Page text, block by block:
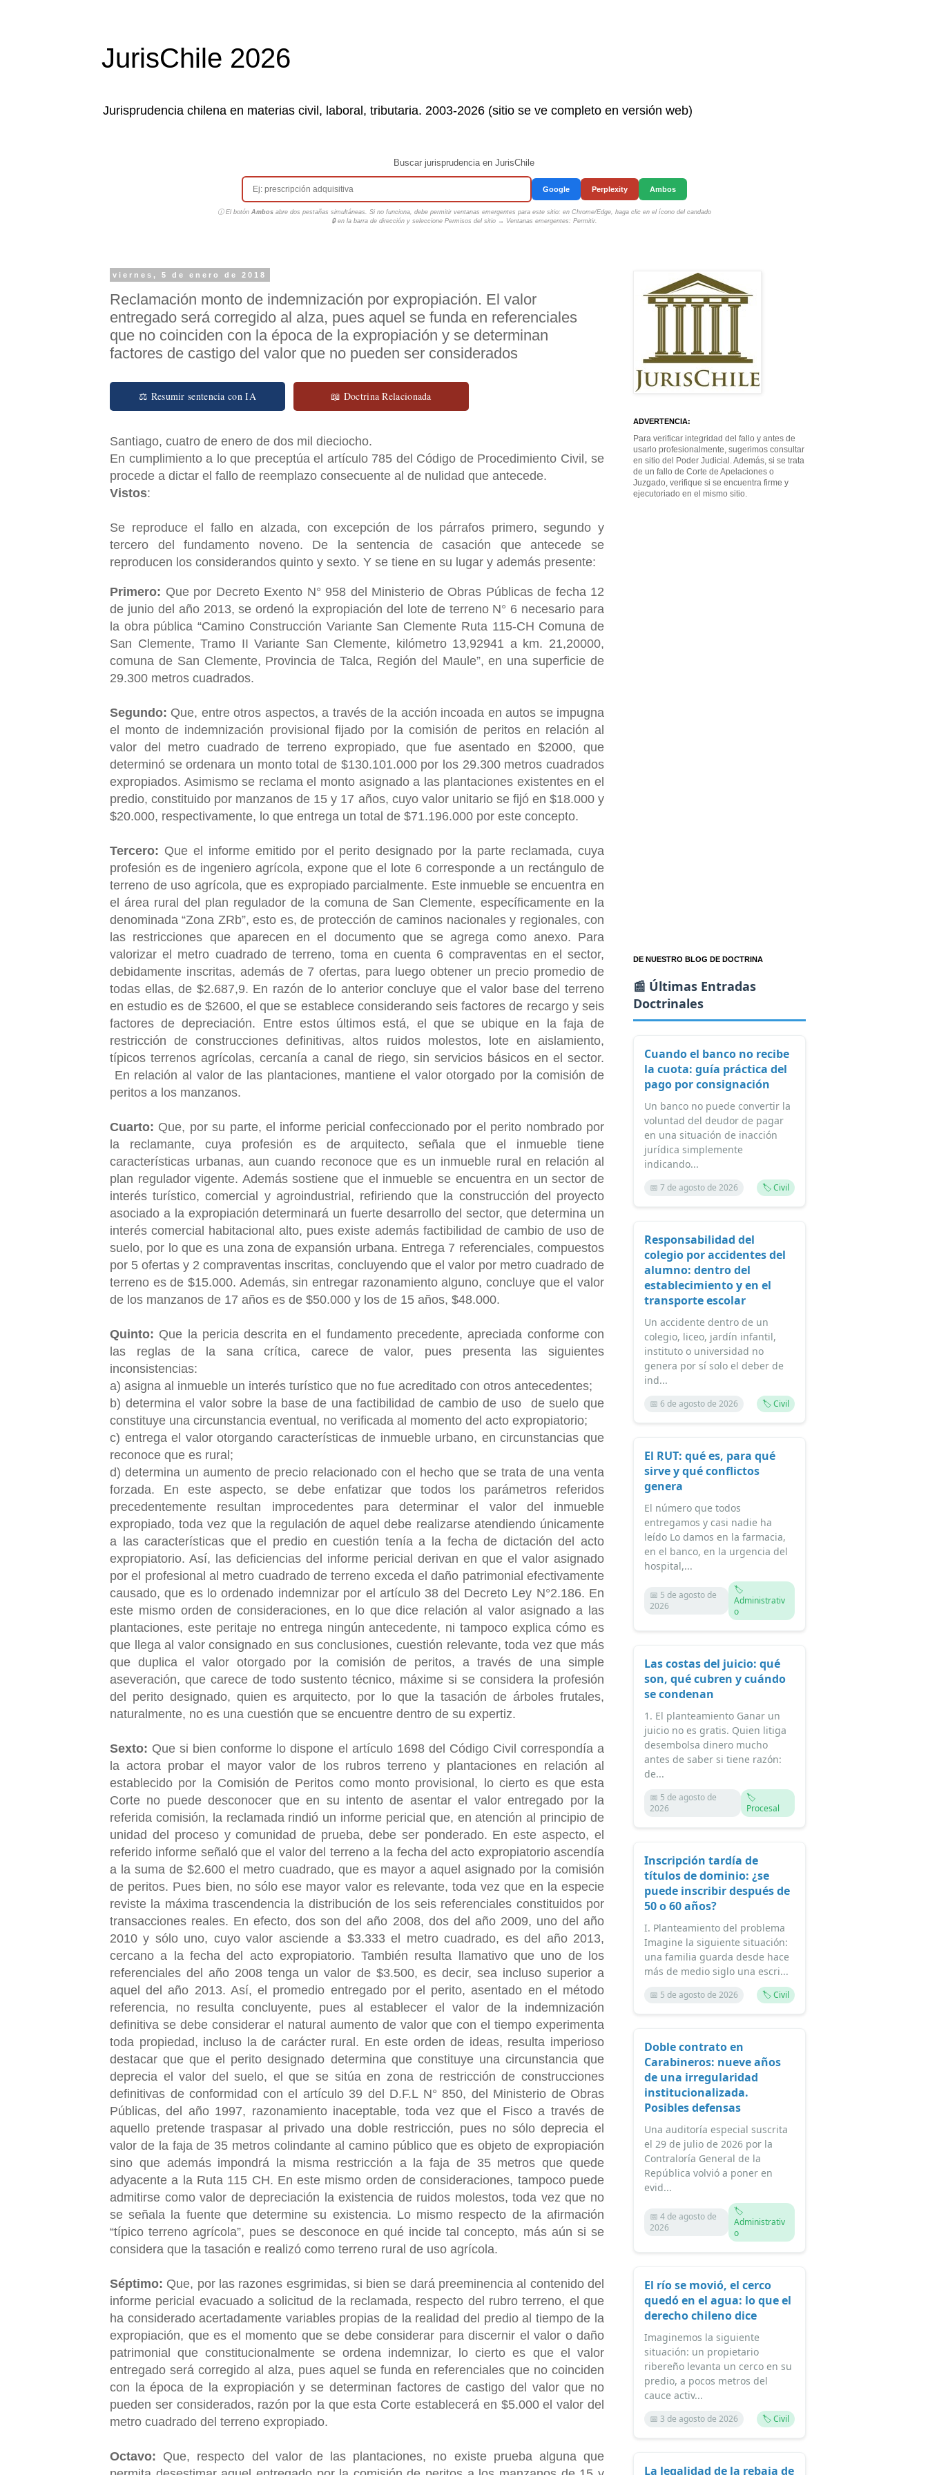
JurisChile 2026
Jurisprudencia chilena en materias civil, laboral, tributaria. 2003-2026 (sitio se ve completo en versión web)
Buscar jurisprudencia en JurisChile
Google Perplexity Ambos
ⓘ El botón Ambosabre dos pestañas simultáneas. Si no funciona, debe permitir ventanas emergentes para este sitio: en Chrome/Edge, haga clic en el ícono del candado
🔒 en la barra de dirección y seleccione Permisos del sitio → Ventanas emergentes: Permitir.
viernes, 5 de enero de 2018
Reclamación monto de indemnización por expropiación. El valor
entregado será corregido al alza, pues aquel se funda en referenciales
que no coinciden con la época de la expropiación y se determinan
factores de castigo del valor que no pueden ser considerados
⚖ Resumir sentencia con IA 📖 Doctrina Relacionada
Santiago, cuatro de enero de dos mil dieciocho.
En cumplimiento a lo que preceptúa el artículo 785 del Código de Procedimiento Civil, se
procede a dictar el fallo de reemplazo consecuente al de nulidad que antecede.
Vistos:
Se reproduce el fallo en alzada, con excepción de los párrafos primero, segundo y
tercero del fundamento noveno. De la sentencia de casación que antecede se
reproducen los considerandos quinto y sexto. Y se tiene en su lugar y además presente:
Primero: Que por Decreto Exento N° 958 del Ministerio de Obras Públicas de fecha 12
de junio del año 2013, se ordenó la expropiación del lote de terreno N° 6 necesario para
la obra pública “Camino Construcción Variante San Clemente Ruta 115-CH Comuna de
San Clemente, Tramo II Variante San Clemente, kilómetro 13,92941 a km. 21,20000,
comuna de San Clemente, Provincia de Talca, Región del Maule”, en una superficie de
29.300 metros cuadrados.
Segundo: Que, entre otros aspectos, a través de la acción incoada en autos se impugna
el monto de indemnización provisional fijado por la comisión de peritos en relación al
valor del metro cuadrado de terreno expropiado, que fue asentado en $2000, que
determinó se ordenara un monto total de $130.101.000 por los 29.300 metros cuadrados
expropiados. Asimismo se reclama el monto asignado a las plantaciones existentes en el
predio, constituido por manzanos de 15 y 17 años, cuyo valor unitario se fijó en $18.000 y
$20.000, respectivamente, lo que entrega un total de $71.196.000 por este concepto.
Tercero: Que el informe emitido por el perito designado por la parte reclamada, cuya
profesión es de ingeniero agrícola, expone que el lote 6 corresponde a un rectángulo de
terreno de uso agrícola, que es expropiado parcialmente. Este inmueble se encuentra en
el área rural del plan regulador de la comuna de San Clemente, específicamente en la
denominada “Zona ZRb”, esto es, de protección de caminos nacionales y regionales, con
las restricciones que aparecen en el documento que se agrega como anexo. Para
valorizar el metro cuadrado de terreno, toma en cuenta 6 compraventas en el sector,
debidamente inscritas, además de 7 ofertas, para luego obtener un precio promedio de
todas ellas, de $2.687,9. En razón de lo anterior concluye que el valor base del terreno
en estudio es de $2600, el que se establece considerando seis factores de recargo y seis
factores de depreciación. Entre estos últimos está, el que se ubique en la faja de
restricción de construcciones definitivas, altos ruidos molestos, lote en aislamiento,
típicos terrenos agrícolas, cercanía a canal de riego, sin servicios básicos en el sector.
En relación al valor de las plantaciones, mantiene el valor otorgado por la comisión de
peritos a los manzanos.
Cuarto: Que, por su parte, el informe pericial confeccionado por el perito nombrado por
la reclamante, cuya profesión es de arquitecto, señala que el inmueble tiene
características urbanas, aun cuando reconoce que es un inmueble rural en relación al
plan regulador vigente. Además sostiene que el inmueble se encuentra en un sector de
interés turístico, comercial y agroindustrial, refiriendo que la construcción del proyecto
asociado a la expropiación determinará un fuerte desarrollo del sector, que determina un
interés comercial habitacional alto, pues existe además factibilidad de cambio de uso de
suelo, por lo que es una zona de expansión urbana. Entrega 7 referenciales, compuestos
por 5 ofertas y 2 compraventas inscritas, concluyendo que el valor por metro cuadrado de
terreno es de $15.000. Además, sin entregar razonamiento alguno, concluye que el valor
de los manzanos de 17 años es de $50.000 y los de 15 años, $48.000.
Quinto: Que la pericia descrita en el fundamento precedente, apreciada conforme con
las reglas de la sana crítica, carece de valor, pues presenta las siguientes
inconsistencias:
a) asigna al inmueble un interés turístico que no fue acreditado con otros antecedentes;
b) determina el valor sobre la base de una factibilidad de cambio de uso de suelo que
constituye una circunstancia eventual, no verificada al momento del acto expropiatorio;
c) entrega el valor otorgando características de inmueble urbano, en circunstancias que
reconoce que es rural;
d) determina un aumento de precio relacionado con el hecho que se trata de una venta
forzada. En este aspecto, se debe enfatizar que todos los parámetros referidos
precedentemente resultan improcedentes para determinar el valor del inmueble
expropiado, toda vez que la regulación de aquel debe realizarse atendiendo únicamente
a las características que el predio en cuestión tenía a la fecha de dictación del acto
expropiatorio. Así, las deficiencias del informe pericial derivan en que el valor asignado
por el profesional al metro cuadrado de terreno exceda el daño patrimonial efectivamente
causado, que es lo ordenado indemnizar por el artículo 38 del Decreto Ley N°2.186. En
este mismo orden de consideraciones, en lo que dice relación al valor asignado a las
plantaciones, este peritaje no entrega ningún antecedente, ni tampoco explica cómo es
que llega al valor consignado en sus conclusiones, cuestión relevante, toda vez que más
que duplica el valor otorgado por la comisión de peritos, a través de una simple
aseveración, que carece de todo sustento técnico, máxime si se considera la profesión
del perito designado, quien es arquitecto, por lo que la tasación de árboles frutales,
naturalmente, no es una cuestión que se encuentre dentro de su expertiz.
Sexto: Que si bien conforme lo dispone el artículo 1698 del Código Civil correspondía a
la actora probar el mayor valor de los rubros terreno y plantaciones en relación al
establecido por la Comisión de Peritos como monto provisional, lo cierto es que esta
Corte no puede desconocer que en su intento de asentar el valor entregado por la
referida comisión, la reclamada rindió un informe pericial que, en atención al principio de
unidad del proceso y comunidad de prueba, debe ser ponderado. En este aspecto, el
referido informe señaló que el valor del terreno a la fecha del acto expropiatorio ascendía
a la suma de $2.600 el metro cuadrado, que es mayor a aquel asignado por la comisión
de peritos. Pues bien, no sólo ese mayor valor es relevante, toda vez que en la especie
reviste la máxima trascendencia la distribución de los seis referenciales constituidos por
transacciones reales. En efecto, dos son del año 2008, dos del año 2009, uno del año
2010 y sólo uno, cuyo valor asciende a $3.333 el metro cuadrado, es del año 2013,
cercano a la fecha del acto expropiatorio. También resulta llamativo que uno de los
referenciales del año 2008 tenga un valor de $3.500, es decir, sea incluso superior a
aquel del año 2013. Así, el promedio entregado por el perito,asentado en el método
referencia, no resulta concluyente, pues al establecer el valor de la indemnización
definitiva se debe considerar el natural aumento de valor que con el tiempo experimenta
toda propiedad, incluso la de carácter rural. En este orden de ideas, resulta imperioso
destacar que que el perito designado determina que constituye una circunstancia que
deprecia el valor del suelo, el que se sitúa en zona de restricción de construcciones
definitivas de conformidad con el artículo 39 del D.F.L N° 850, del Ministerio de Obras
Públicas, del año 1997, razonamiento inaceptable, toda vez que el Fisco a través de
aquello pretende traspasar al privado una doble restricción, pues no sólo deprecia el
valor de la faja de 35 metros colindante al camino público que es objeto de expropiación
sino que además impondrá la misma restricción a la faja de 35 metros que quede
adyacente a la Ruta 115 CH. En este mismo orden de consideraciones, tampoco puede
admitirse como valor de depreciación la existencia de ruidos molestos, toda vez que no
se señala la fuente que determine su existencia. Lo mismo respecto de la afirmación
“típico terreno agrícola”, pues se desconoce en qué incide tal concepto, más aún si se
considera que la tasación e realizó como terreno rural de uso agrícola.
Séptimo: Que, por las razones esgrimidas, si bien se dará preeminencia al contenido del
informe pericial evacuado a solicitud de la reclamada, respecto del rubro terreno, el que
ha considerado acertadamente variables propias de la realidad del predio al tiempo de la
expropiación, que es el momento que se debe considerar para discernir el valor o daño
patrimonial que constitucionalmente se ordena indemnizar, lo cierto es que el valor
entregado será corregido al alza, pues aquel se funda en referenciales que no coinciden
con la época de la expropiación y se determinan factores de castigo del valor que no
pueden ser considerados, razón por la que esta Corte establecerá en $5.000 el valor del
metro cuadrado del terreno expropiado.
Octavo: Que, respecto del valor de las plantaciones, no existe prueba alguna que
ADVERTENCIA:
Para verificar integridad del fallo y antes de
usarlo profesionalmente, sugerimos consultar
en sitio del Poder Judicial. Además, si se trata
de un fallo de Corte de Apelaciones o
Juzgado, verifique si se encuentra firme y
ejecutoriado en el mismo sitio.
DE NUESTRO BLOG DE DOCTRINA
📰 Últimas Entradas
Doctrinales
Cuando el banco no recibe
la cuota: guía práctica del
pago por consignación
Un banco no puede convertir la
voluntad del deudor de pagar
en una situación de inacción
jurídica simplemente
indicando...
📅 7 de agosto de 2026 🏷️ Civil
Responsabilidad del
colegio por accidentes del
alumno: dentro del
establecimiento y en el
transporte escolar
Un accidente dentro de un
colegio, liceo, jardín infantil,
instituto o universidad no
genera por sí solo el deber de
ind...
📅 6 de agosto de 2026 🏷️ Civil
El RUT: qué es, para qué
sirve y qué conflictos
genera
El número que todos
entregamos y casi nadie ha
leído Lo damos en la farmacia,
en el banco, en la urgencia del
hospital,...
📅 5 de agosto de
2026
🏷️
Administrativ
o
Las costas del juicio: qué
son, qué cubren y cuándo
se condenan
1. El planteamiento Ganar un
juicio no es gratis. Quien litiga
desembolsa dinero mucho
antes de saber si tiene razón:
de...
📅 5 de agosto de
2026
🏷️
Procesal
Inscripción tardía de
títulos de dominio: ¿se
puede inscribir después de
50 o 60 años?
I. Planteamiento del problema
Imagine la siguiente situación:
una familia guarda desde hace
más de medio siglo una escri...
📅 5 de agosto de 2026 🏷️ Civil
Doble contrato en
Carabineros: nueve años
de una irregularidad
institucionalizada.
Posibles defensas
Una auditoría especial suscrita
el 29 de julio de 2026 por la
Contraloría General de la
República volvió a poner en
evid...
📅 4 de agosto de
2026
🏷️
Administrativ
o
El río se movió, el cerco
quedó en el agua: lo que el
derecho chileno dice
Imaginemos la siguiente
situación: un propietario
ribereño levanta un cerco en su
predio, a pocos metros del
cauce activ...
📅 3 de agosto de 2026 🏷️ Civil
La legalidad de la rebaja de